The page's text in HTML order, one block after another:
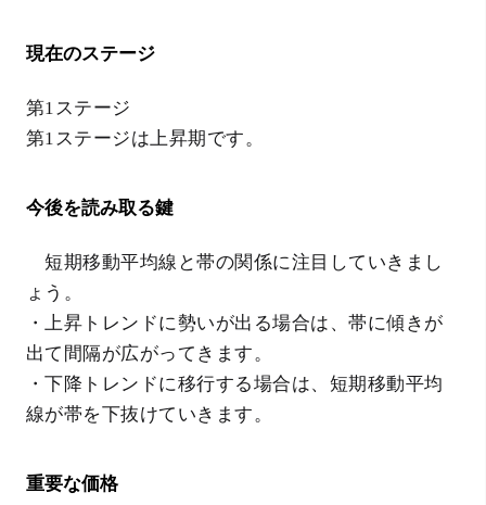
現在のステージ
第1ステージ
第1ステージは上昇期です。
今後を読み取る鍵
短期移動平均線と帯の関係に注目していきまし
ょう。
・上昇トレンドに勢いが出る場合は、帯に傾きが
出て間隔が広がってきます。
・下降トレンドに移行する場合は、短期移動平均
線が帯を下抜けていきます。
重要な価格